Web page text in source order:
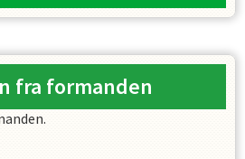
fra formanden